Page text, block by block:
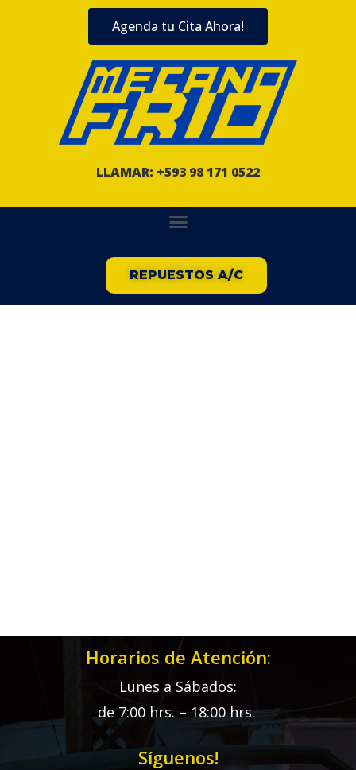
Agenda tu Cita Ahora!
LLAMAR: +593 98 171 0522
REPUESTOS A/C
Horarios de Atención:
Lunes a Sábados:
de 7:00 hrs. – 18:00 hrs.
Síguenos!